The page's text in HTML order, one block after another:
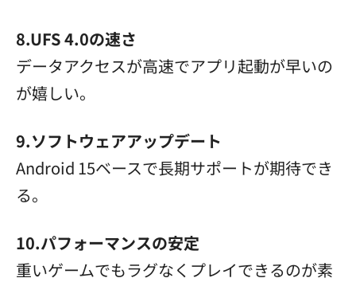
8.UFS 4.0の速さ
データアクセスが高速でアプリ起動が早いの
が嬉しい。
9.ソフトウェアアップデート
Android 15ベースで長期サポートが期待でき
る。
10.パフォーマンスの安定
重いゲームでもラグなくプレイできるのが素